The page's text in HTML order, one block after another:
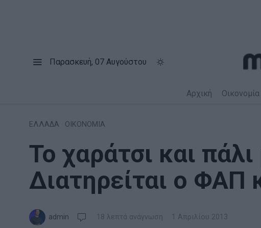
Παρασκευή, 07 Αυγούστου
Αρχική Οικονομία
ΕΛΛΑΔΑ ΟΙΚΟΝΟΜΙΑ
Το χαράτσι και
Διατηρείται ο ΦΑΠ
admin 18 λεπτά ανάγνωση 1 Απριλίου 2013